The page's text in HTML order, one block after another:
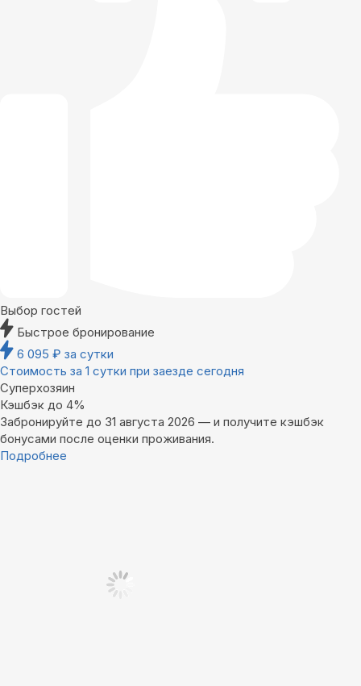
Выбор гостей
Быстрое бронирование
6 095 ₽ за сутки
Стоимость за 1 сутки при заезде сегодня
Суперхозяин
Кэшбэк до 4%
Забронируйте до 31 августа 2026 — и получите кэшбэк
бонусами после оценки проживания.
Подробнее